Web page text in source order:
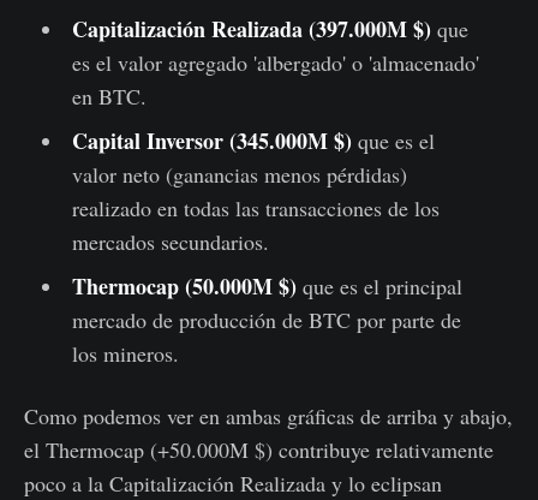
Capitalización Realizada (397.000M $) que
es el valor agregado 'albergado' o 'almacenado'
en BTC.
Capital Inversor (345.000M $) que es el
valor neto (ganancias menos pérdidas)
realizado en todas las transacciones de los
mercados secundarios.
Thermocap (50.000M $) que es el principal
mercado de producción de BTC por parte de
los mineros.
Como podemos ver en ambas gráficas de arriba y abajo,
el Thermocap (+50.000M $) contribuye relativamente
poco a la Capitalización Realizada y lo eclipsan